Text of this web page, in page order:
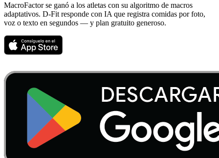
MacroFactor se ganó a los atletas con su algoritmo de macros
adaptativos. D-Fit responde con IA que registra comidas por foto,
voz o texto en segundos — y plan gratuito generoso.